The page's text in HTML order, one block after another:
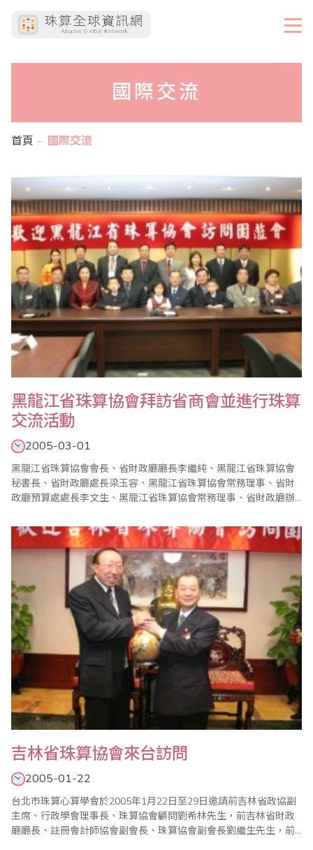
國際交流
首頁 國際交流
黑龍江省珠算協會拜訪省商會並進行珠算
交流活動
2005-03-01
黑龍江省珠算協會會長、省財政廳廳長李繼純、黑龍江省珠算協會
秘書長、省財政廳處長梁玉容、黑龍江省珠算協會常務理事、省財
政廳預算處處長李文生、黑龍江省珠算協會常務理事、省財政廳辦
局局長鄧曉軍、黑龍江省七台河市珠算協會會長、七台河市財政局
局長翟春玉、黑龍江省珠算協會常務理事、珠算與珠心算編輯部編
輯董偉明、黑龍江省珠心算教育指導中心教練李艷梅，以及..
吉林省珠算協會來台訪問
2005-01-22
台北市珠算心算學會於2005年1月22日至29日邀請前吉林省政協副
主席、行政學會理事長、珠算協會顧問劉希林先生，前吉林省財政
廳廳長、註冊會計師協會副會長、珠算協會副會長劉繼生先生，前